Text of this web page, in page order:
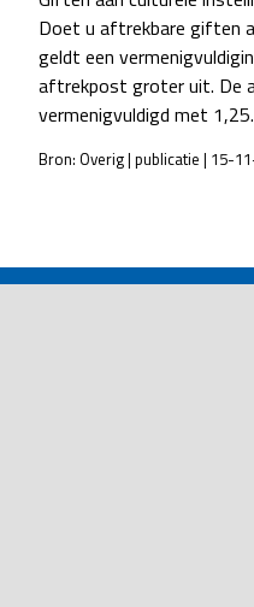
Doet u aftrekbare giften
geldt een
aftrekpost groter uit. De
vermenigvuldigd met 1,25.
Bron: Overig | publicatie | 15-
NAVIGATION